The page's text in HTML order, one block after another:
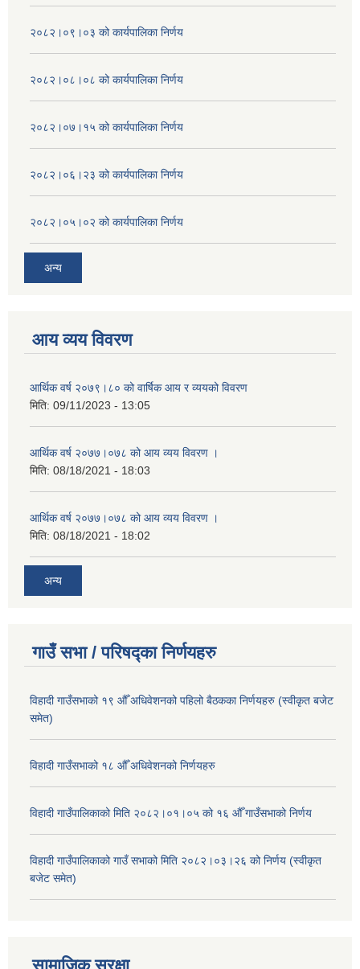
२०८२।०९।०३ को कार्यपालिका निर्णय
२०८२।०८।०८ को कार्यपालिका निर्णय
२०८२।०७।१५ को कार्यपालिका निर्णय
२०८२।०६।२३ को कार्यपालिका निर्णय
२०८२।०५।०२ को कार्यपालिका निर्णय
अन्य
आय व्यय विवरण
आर्थिक वर्ष २०७९।८० को वार्षिक आय र व्ययको विवरण
मिति: 09/11/2023 - 13:05
आर्थिक वर्ष २०७७।०७८ को आय व्यय विवरण ।
मिति: 08/18/2021 - 18:03
आर्थिक वर्ष २०७७।०७८ को आय व्यय विवरण ।
मिति: 08/18/2021 - 18:02
अन्य
गाउँ सभा / परिषद्का निर्णयहरु
विहादी गाउँसभाको १९ औँ अधिवेशनको पहिलो बैठकका निर्णयहरु (स्वीकृत बजेट
समेत)
विहादी गाउँसभाको १८ औँ अधिवेशनको निर्णयहरु
विहादी गाउँपालिकाको मिति २०८२।०१।०५ को १६ औँ गाउँसभाको निर्णय
विहादी गाउँपालिकाको गाउँ सभाको मिति २०८२।०३।२६ को निर्णय (स्वीकृत
बजेट समेत)